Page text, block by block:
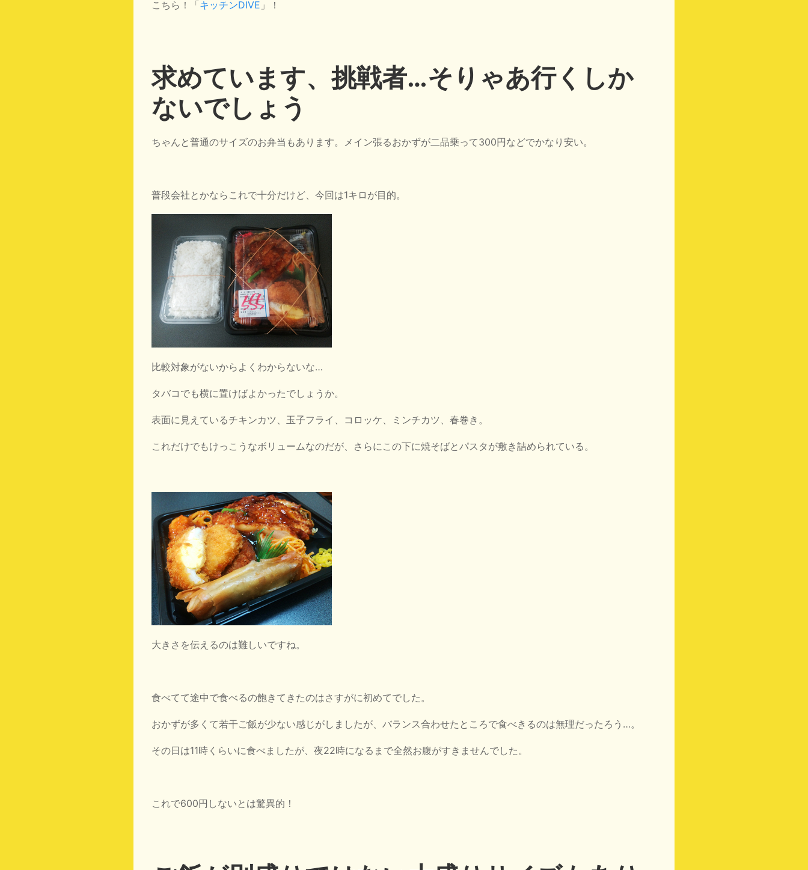
こちら！「キッチンDIVE 」！
求めています、挑戦者…そりゃあ行くしか
ないでしょう
ちゃんと普通のサイズのお弁当もあります。メイン張るおかずが二品乗って300円などでかなり安い。
普段会社とかならこれで十分だけど、今回は1キロが目的。
比較対象がないからよくわからないな…
タバコでも横に置けばよかったでしょうか。
表面に見えているチキンカツ、玉子フライ、コロッケ、ミンチカツ、春巻き。
これだけでもけっこうなボリュームなのだが、さらにこの下に焼そばとパスタが敷き詰められている。
大きさを伝えるのは難しいですね。
食べてて途中で食べるの飽きてきたのはさすがに初めてでした。
おかずが多くて若干ご飯が少ない感じがしましたが、バランス合わせたところで食べきるのは無理だったろう…。
その日は11時くらいに食べましたが、夜22時になるまで全然お腹がすきませんでした。
これで600円しないとは驚異的！